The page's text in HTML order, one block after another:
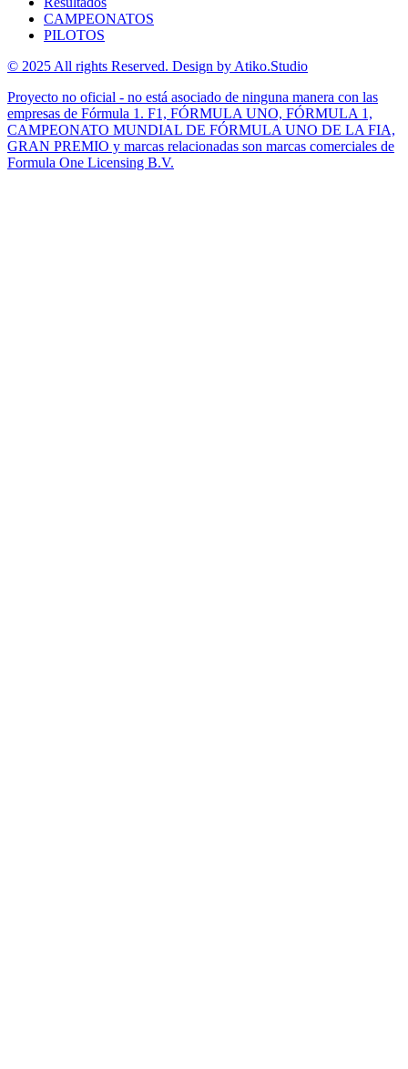
CAMPEONATOS
PILOTOS
© 2025 All rights Reserved. Design by Atiko.Studio
Proyecto no oficial - no está asociado de ninguna manera con las
empresas de Fórmula 1. F1, FÓRMULA UNO, FÓRMULA 1,
CAMPEONATO MUNDIAL DE FÓRMULA UNO DE LA FIA,
GRAN PREMIO y marcas relacionadas son marcas comerciales de
Formula One Licensing B.V.